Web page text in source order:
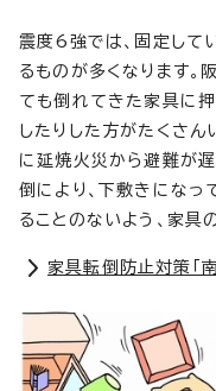
震度6強では、固定して
るものが多くなります。
ても倒れてきた家具に
したりした方がたくさん
に延焼火災から避難が遅
倒により、下敷きになっ
ることのないよう、家具
家具転倒防止対策「